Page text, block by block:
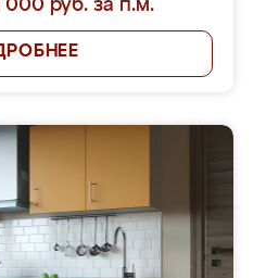
000 руб. за п.м.